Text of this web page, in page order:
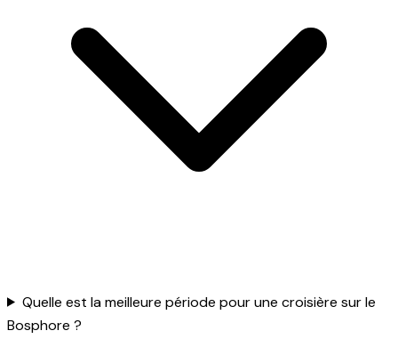
Quelle est la meilleure période pour une croisière sur le
Bosphore ?